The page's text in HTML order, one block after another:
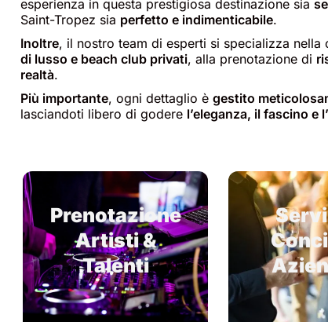
esperienza in questa prestigiosa destinazione sia
Saint-Tropez sia perfetto e indimenticabile.
Inoltre, il nostro team di esperti si specializza nella
di lusso e beach club privati, alla prenotazione di
realtà.
Più importante, ogni dettaglio è gestito
lasciandoti libero di godere l’eleganza, il fascino e
Prenotazione
Artisti &
Talenti